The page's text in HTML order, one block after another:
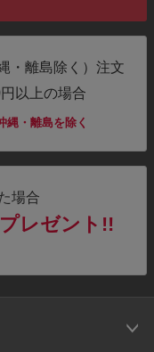
・離島除く）注文
以上の場合
縄・離島を除く
場合
レゼント!!